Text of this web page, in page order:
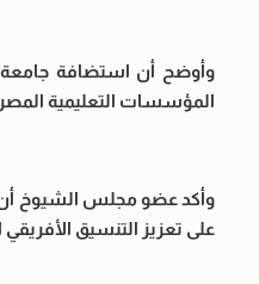
وأوضح أن استضافة جامعة
المؤسسات التعليمية
وأكد عضو مجلس الشيوخ أن
على تعزيز التنسيق